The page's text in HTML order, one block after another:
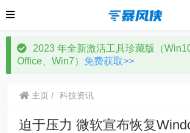
2023 年全新激活工具珍藏版（
Office、Win7） 免费获取>>
主页 科技资讯
迫于压力 微软宣布恢复